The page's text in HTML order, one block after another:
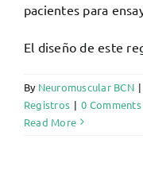
pacientes para
El diseño de este
By Neuromuscular BCN |
Registros | 0 Comments
Read More